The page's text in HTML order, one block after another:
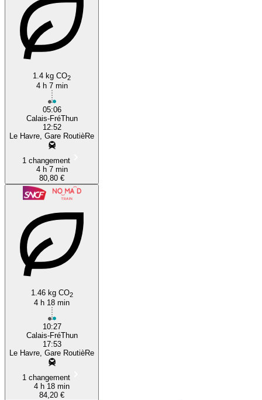
1.4 kg CO2
4 h 7 min
05:06
Calais-FréThun
12:52
Le Havre, Gare RoutièRe
1 changement
4 h 7 min
80,80 €
1.46 kg CO2
4 h 18 min
10:27
Calais-FréThun
17:53
Le Havre, Gare RoutièRe
1 changement
4 h 18 min
84,20 €